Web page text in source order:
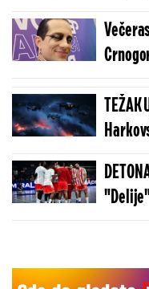
budi
smeha
TEŽAK
više od
Real